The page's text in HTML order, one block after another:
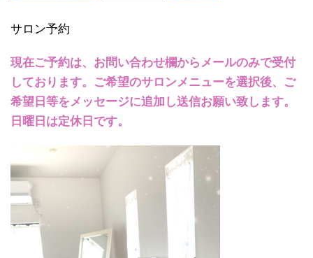
サロン予約
現在ご予約は、お問い合わせ欄からメールのみで受付
しております。ご希望のサロンメニューを選択後、ご
希望日等をメッセージに追加し送信お願い致します。
日曜日は定休日です。